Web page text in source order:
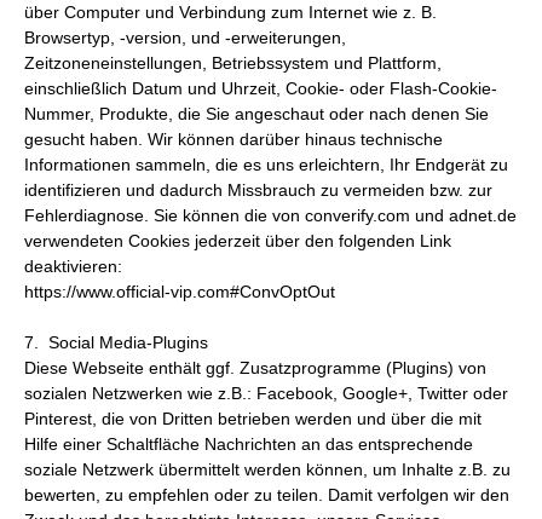
über Computer und Verbindung zum Internet wie z. B.
Browsertyp, -version, und -erweiterungen,
Zeitzoneneinstellungen, Betriebssystem und Plattform,
einschließlich Datum und Uhrzeit, Cookie- oder Flash-Cookie-
Nummer, Produkte, die Sie angeschaut oder nach denen Sie
gesucht haben. Wir können darüber hinaus technische
Informationen sammeln, die es uns erleichtern, Ihr Endgerät zu
identifizieren und dadurch Missbrauch zu vermeiden bzw. zur
Fehlerdiagnose. Sie können die von converify.com und adnet.de
verwendeten Cookies jederzeit über den folgenden Link
deaktivieren:
https://www.official-vip.com#ConvOptOut
7. Social Media-Plugins
Diese Webseite enthält ggf. Zusatzprogramme (Plugins) von
sozialen Netzwerken wie z.B.: Facebook, Google+, Twitter oder
Pinterest, die von Dritten betrieben werden und über die mit
Hilfe einer Schaltfläche Nachrichten an das entsprechende
soziale Netzwerk übermittelt werden können, um Inhalte z.B. zu
bewerten, zu empfehlen oder zu teilen. Damit verfolgen wir den